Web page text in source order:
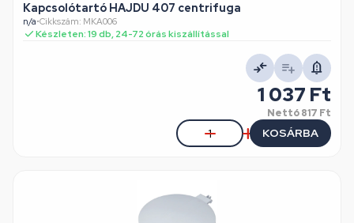
Kapcsolótartó HAJDU 407 centrifuga
n/a•Cikkszám: MKA006
Készleten: 19 db, 24-72 órás kiszállítással
1 037 Ft
Nettó817 Ft
KOSÁRBA